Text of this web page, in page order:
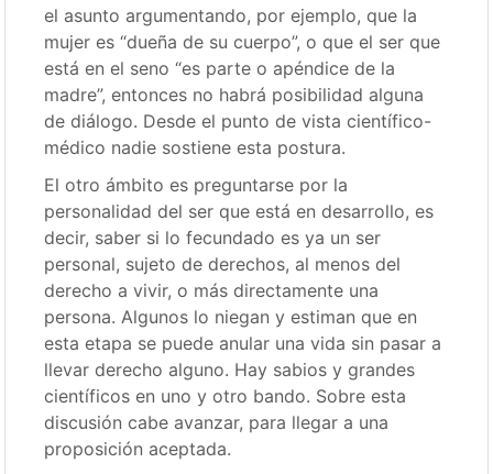
el asunto argumentando, por ejemplo, que la
mujer es “dueña de su cuerpo”, o que el ser que
está en el seno “es parte o apéndice de la
madre”, entonces no habrá posibilidad alguna
de diálogo. Desde el punto de vista científico-
médico nadie sostiene esta postura.
El otro ámbito es preguntarse por la
personalidad del ser que está en desarrollo, es
decir, saber si lo fecundado es ya un ser
personal, sujeto de derechos, al menos del
derecho a vivir, o más directamente una
persona. Algunos lo niegan y estiman que en
esta etapa se puede anular una vida sin pasar a
llevar derecho alguno. Hay sabios y grandes
científicos en uno y otro bando. Sobre esta
discusión cabe avanzar, para llegar a una
proposición aceptada.